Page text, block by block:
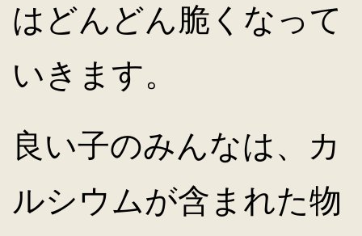
はどんどん脆くなって
いきます。
良い子のみんなは、カ
ルシウムが含まれた物